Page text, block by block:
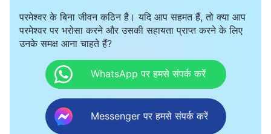
परमेश्वर के बिना जीवन कठिन है। यदि आप सहमत हैं, तो क्या आप
परमेश्वर पर भरोसा करने और उसकी सहायता प्राप्त करने के लिए
उनके समक्ष आना चाहते हैं?
WhatsApp पर हमसे संपर्क करें
Messenger पर हमसे संपर्क करें